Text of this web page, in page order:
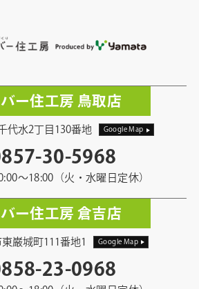
ー住工房 鳥取店
代水2丁目130番地 Google Map
30-5968
〜18:00（火・水曜日定休）
ー住工房 倉吉店
巌城町111番地1 Google Map
23-0968